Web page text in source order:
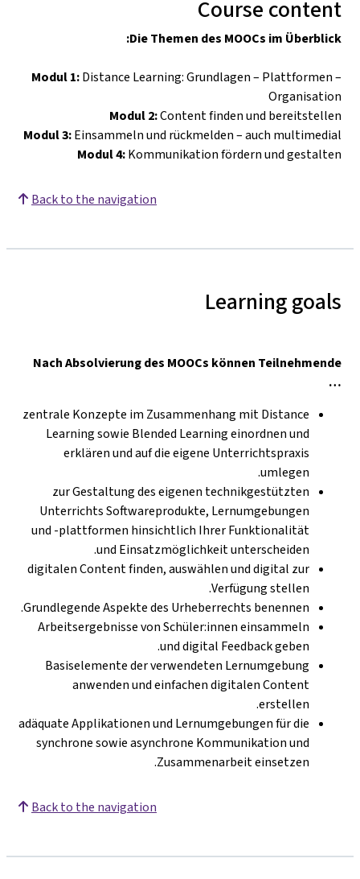
Course content
Die Themen des MOOCs im Überblick:
Modul 1:Distance Learning: Grundlagen– Plattformen–
Organisation
Modul 2:Content finden und bereitstellen
Modul 3:Einsammeln und rückmelden–auch multimedial
Modul 4:Kommunikation fördern und gestalten
Back to the navigation
Learning goals
Nach Absolvierung des MOOCs können Teilnehmende
…
zentrale Konzepte im Zusammenhang mit Distance
Learning sowie Blended Learning einordnen und
erklären und auf die eigene Unterrichtspraxis
umlegen.
zur Gestaltung des eigenen technikgestützten
Unterrichts Softwareprodukte, Lernumgebungen
und -plattformen hinsichtlich Ihrer Funktionalität
und Einsatzmöglichkeit unterscheiden.
digitalen Content finden, auswählen und digital zur
Verfügung stellen.
Grundlegende Aspekte des Urheberrechts benennen.
Arbeitsergebnisse von Schüler:innen einsammeln
und digital Feedback geben.
Basiselemente der verwendeten Lernumgebung
anwenden und einfachen digitalen Content
erstellen.
adäquate Applikationen und Lernumgebungen für die
synchrone sowie asynchrone Kommunikation und
Zusammenarbeit einsetzen.
Back to the navigation